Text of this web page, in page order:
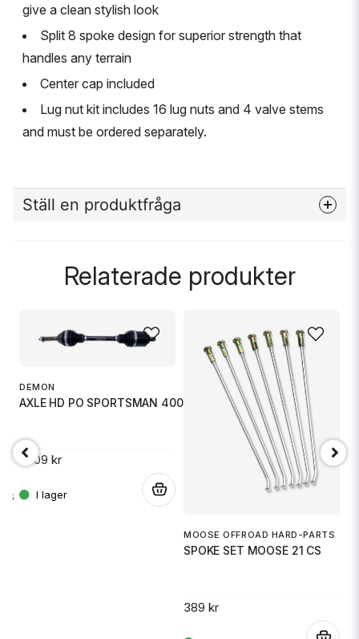
give a clean stylish look
Split 8 spoke design for superior strength that
handles any terrain
Center cap included
Lug nut kit includes 16 lug nuts and 4 valve stems
and must be ordered separately.
Ställ en produktfråga
Namn
email
Mejladress
Ja, ni får publicera min fråga
Relaterade produkter
DEMON
AXLE HD PO SPORTSMAN 400/450/5
3 109 kr
MOOSE OFFROAD HARD-PARTS
SPOKE SET MOOSE 21 CS
389 kr